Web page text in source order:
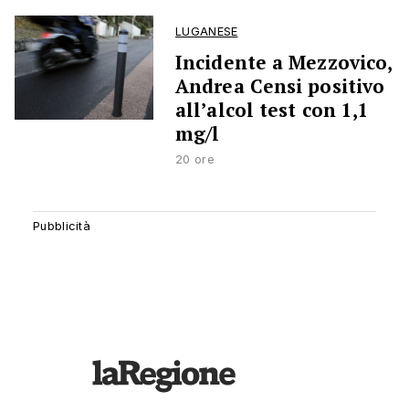
LUGANESE
Incidente a Mezzovico,
Andrea Censi positivo
all’alcol test con 1,1
mg/l
20 ore